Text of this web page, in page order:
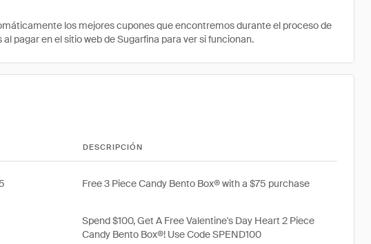
los mejores cupones que encontremos durante el proceso de
pagar en el sitio web de Sugarfina para ver si funcionan.
DESCRIPCIÓN
Free 3 Piece Candy Bento Box® with a $75 purchase
Spend $100, Get A Free Valentine's Day Heart 2 Piece
Candy Bento Box®! Use Code SPEND100